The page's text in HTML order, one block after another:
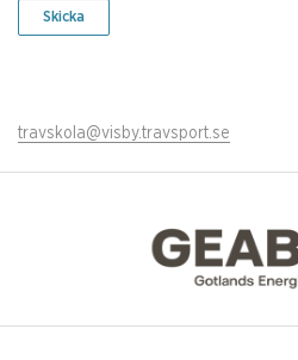
Skicka
travskola@visby.travsport.se